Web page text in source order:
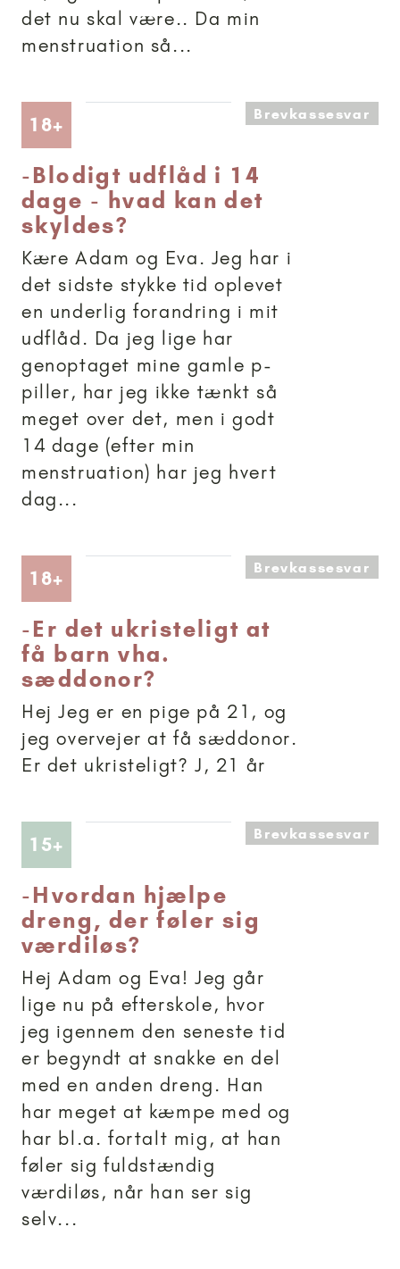
det nu skal være.. Da min
menstruation så...
18+ Artikler anbefalet til 18+Brevkassesvar
-Blodigt udflåd i 14
dage - hvad kan det
skyldes?
Kære Adam og Eva. Jeg har i
det sidste stykke tid oplevet
en underlig forandring i mit
udflåd. Da jeg lige har
genoptaget mine gamle p-
piller, har jeg ikke tænkt så
meget over det, men i godt
14 dage (efter min
menstruation) har jeg hvert
dag...
18+ Artikler anbefalet til 18+Brevkassesvar
-Er det ukristeligt at
få barn vha.
sæddonor?
Hej Jeg er en pige på 21, og
jeg overvejer at få sæddonor.
Er det ukristeligt? J, 21 år
15+ Artikler anbefalet til 15+Brevkassesvar
-Hvordan hjælpe
dreng, der føler sig
værdiløs?
Hej Adam og Eva! Jeg går
lige nu på efterskole, hvor
jeg igennem den seneste tid
er begyndt at snakke en del
med en anden dreng. Han
har meget at kæmpe med og
har bl.a. fortalt mig, at han
føler sig fuldstændig
værdiløs, når han ser sig
selv...